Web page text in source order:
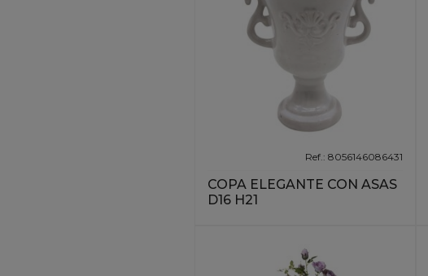
Ref.: 8056146086431
COPA ELEGANTE CON ASAS
D16 H21